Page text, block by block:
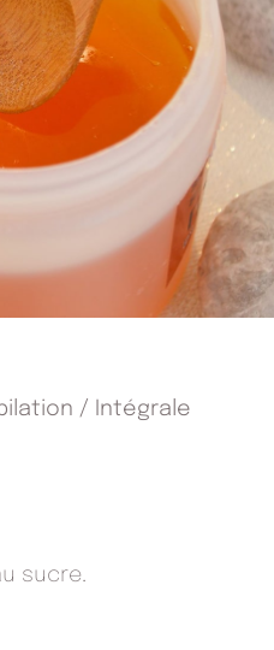
/ Intégrale
sucre.